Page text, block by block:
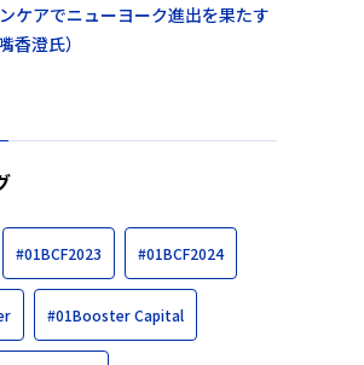
ケアでニューヨーク進出を果たす
香澄氏）
#01BCF2023 #01BCF2024
#01Booster Capital